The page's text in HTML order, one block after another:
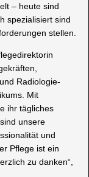
– heute sind
spezialisiert sind
stellen.
Radiologie-
Mit
ihr tägliches
unsere
und
Pflege ist ein
zu danken“,